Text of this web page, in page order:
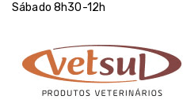
Sábado 8h30-12h